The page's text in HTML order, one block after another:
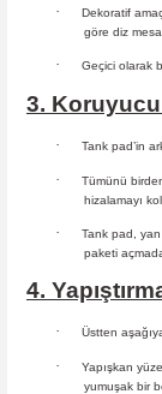
· Dekoratif
göre diz
· Geçici olarak
3. Koruyucu
· Tank pad’in
·
Tümünü
hizalamayı
·
Tank pad,
paketi
4.
· Üstten
·
Yapışkan
yumuşak bir